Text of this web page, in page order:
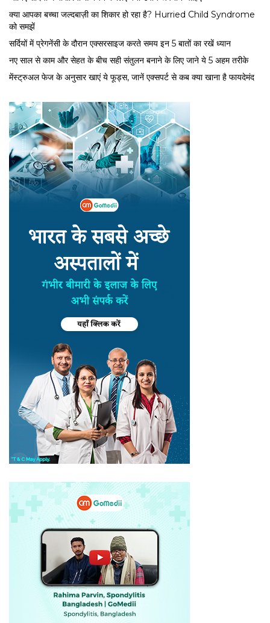
क्या आपका बच्चा जल्दबाज़ी का शिकार हो रहा है? Hurried Child Syndrome
को समझें
सर्द‍ियों में प्रेगनेंसी के दौरान एक्सरसाइज करते समय इन 5 बातों का रखें ध्यान
नए साल से काम और सेहत के बीच सही संतुलन बनाने के लिए जाने ये 5 अहम तरीके
मेंस्ट्रुअल फेज के अनुसार खाएं ये फूड्स, जानें एक्सपर्ट से कब क्या खाना है फायदेमंद